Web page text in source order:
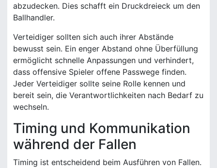
abzudecken. Dies schafft ein Druckdreieck um den
Ballhandler.
Verteidiger sollten sich auch ihrer Abstände
bewusst sein. Ein enger Abstand ohne Überfüllung
ermöglicht schnelle Anpassungen und verhindert,
dass offensive Spieler offene Passwege finden.
Jeder Verteidiger sollte seine Rolle kennen und
bereit sein, die Verantwortlichkeiten nach Bedarf zu
wechseln.
Timing und Kommunikation
während der Fallen
Timing ist entscheidend beim Ausführen von Fallen.